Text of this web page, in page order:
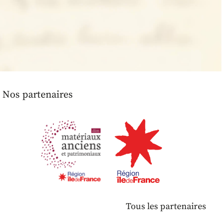
Nos partenaires
Tous les partenaires